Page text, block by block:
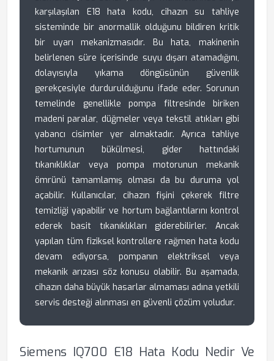
karşılaşılan E18 hata kodu, cihazın su tahliye
sisteminde bir anormallik olduğunu bildiren kritik
bir uyarı mekanizmasıdır. Bu hata, makinenin
belirlenen süre içerisinde suyu dışarı atamadığını,
dolayısıyla yıkama döngüsünün güvenlik
gerekçesiyle durdurulduğunu ifade eder. Sorunun
temelinde genellikle pompa filtresinde biriken
madeni paralar, düğmeler veya tekstil atıkları gibi
yabancı cisimler yer almaktadır. Ayrıca tahliye
hortumunun bükülmesi, gider hattındaki
tıkanıklıklar veya pompa motorunun mekanik
ömrünü tamamlamış olması da bu duruma yol
açabilir. Kullanıcılar, cihazın fişini çekerek filtre
temizliği yapabilir ve hortum bağlantılarını kontrol
ederek basit tıkanıklıkları giderebilirler. Ancak
yapılan tüm fiziksel kontrollere rağmen hata kodu
devam ediyorsa, pompanın elektriksel veya
mekanik arızası söz konusu olabilir. Bu aşamada,
cihazın daha büyük hasarlar almaması adına yetkili
servis desteği alınması en güvenli çözüm yoludur.
Siemens IQ700 E18 Hata Kodu Nedir Ve